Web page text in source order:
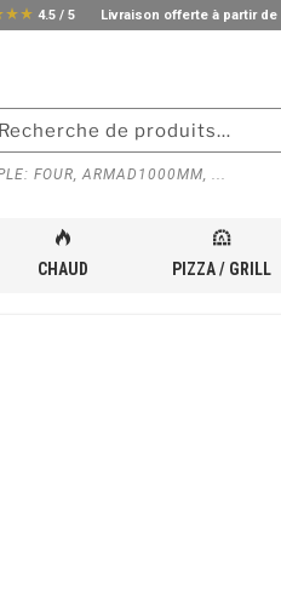
star_ratestar_rate 4.5 / 5 Livraison offerte à partir de
FOUR, ARMAD1000MM, ...
CHAUD PIZZA / GRILL
CUISINE PROFESSIONNELLE »ARMOIRE